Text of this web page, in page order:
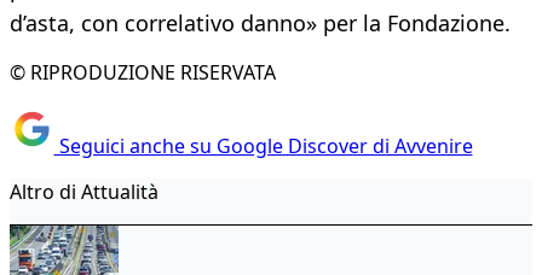
d’asta, con correlativo danno» per la Fondazione.
© RIPRODUZIONE RISERVATA
Seguici anche su Google Discover di Avvenire
Altro di Attualità